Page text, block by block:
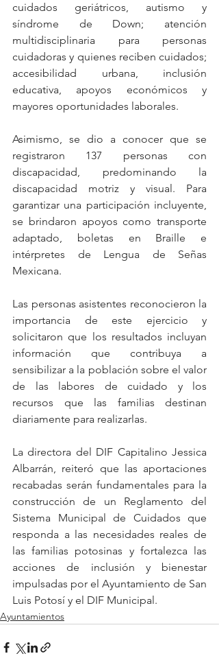
cuidados geriátricos, autismo y
síndrome de Down; atención
multidisciplinaria para personas
cuidadoras y quienes reciben cuidados;
accesibilidad urbana, inclusión
educativa, apoyos económicos y
mayores oportunidades laborales.
Asimismo, se dio a conocer que se
registraron 137 personas con
discapacidad, predominando la
discapacidad motriz y visual. Para
garantizar una participación incluyente,
se brindaron apoyos como transporte
adaptado, boletas en Braille e
intérpretes de Lengua de Señas
Mexicana.
Las personas asistentes reconocieron la
importancia de este ejercicio y
solicitaron que los resultados incluyan
información que contribuya a
sensibilizar a la población sobre el valor
de las labores de cuidado y los
recursos que las familias destinan
diariamente para realizarlas.
La directora del DIF Capitalino Jessica
Albarrán, reiteró que las aportaciones
recabadas serán fundamentales para la
construcción de un Reglamento del
Sistema Municipal de Cuidados que
responda a las necesidades reales de
las familias potosinas y fortalezca las
acciones de inclusión y bienestar
impulsadas por el Ayuntamiento de San
Luis Potosí y el DIF Municipal.
Ayuntamientos